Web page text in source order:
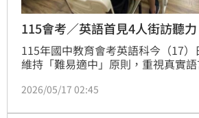
115會考／英語首見4人街訪聽
115年國中教育會考英語科今（17
維持「難易適中」原則，重視真實
訪，到冰島語存亡議題都成為考題素
2026/05/17 02:45